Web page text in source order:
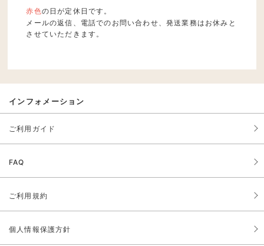
赤色の日が定休日です。
メールの返信、電話でのお問い合わせ、発送業務はお休みと
させていただきます。
インフォメーション
ご利用ガイド
FAQ
ご利用規約
個人情報保護方針